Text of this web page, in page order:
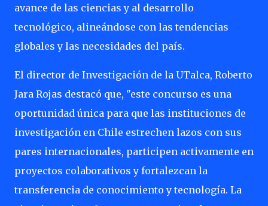
avance de las ciencias y al desarrollo
tecnológico, alineándose con las tendencias
globales y las necesidades del país.
El director de Investigación de la UTalca, Roberto
Jara Rojas destacó que, "este concurso es una
oportunidad única para que las instituciones de
investigación en Chile estrechen lazos con sus
pares internacionales, participen activamente en
proyectos colaborativos y fortalezcan la
transferencia de conocimiento y tecnología. La